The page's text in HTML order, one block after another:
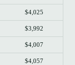
$4,025
$3,992
$4,007
$4,057